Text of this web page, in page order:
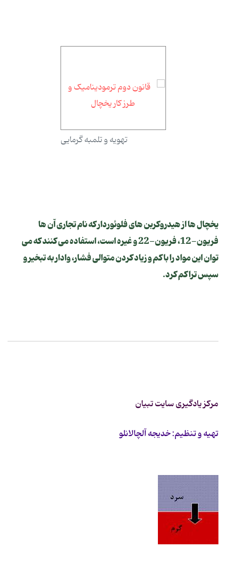
تهویه و تلمبه گرمایی
یخچال ها از هیدروکربن های فلوئوردار که نام تجاری آن ها
فریون-12، فریون-22 و غیره است، استفاده می کنند که می
توان این مواد را با کم و زیاد کردن متوالی فشار، وادار به تبخیر و
سپس تراکم کرد.
مرکز یادگیری سایت تبیان
تهیه و تنظیم: خدیجه آلچالانلو